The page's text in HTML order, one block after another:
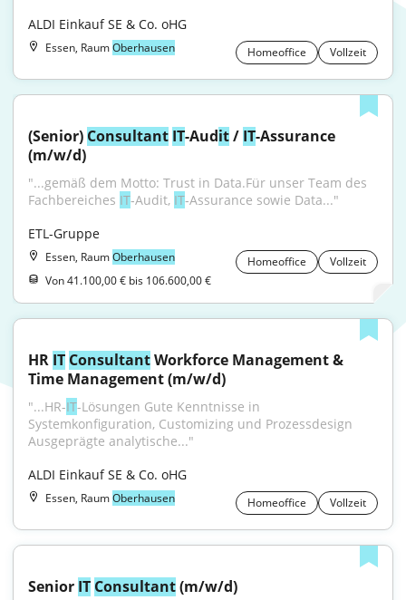
ALDI Einkauf SE & Co. oHG
Essen, RaumOberhausen Homeoffice Vollzeit
(Senior) Consultant IT-Audit / IT-Assurance
(m/w/d)
"...gemäß dem Motto: Trust in Data.Für unser Team des
Fachbereiches IT‑Audit, IT‑Assurance sowie Data..."
ETL-Gruppe
Essen, RaumOberhausen Homeoffice
Vollzeit
Von 41.100,00 € bis 106.600,00 €
HR IT Consultant Workforce Management &
Time Management (m/w/d)
"...HR-IT-Lösungen Gute Kenntnisse in
Systemkonfiguration, Customizing und Prozessdesign
Ausgeprägte analytische..."
ALDI Einkauf SE & Co. oHG
Essen, RaumOberhausen Homeoffice Vollzeit
Senior IT Consultant (m/w/d)